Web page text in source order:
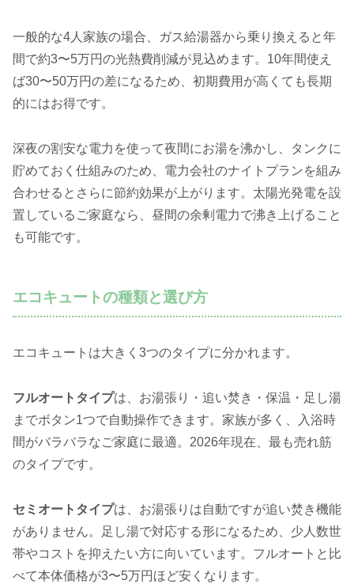
一般的な4人家族の場合、ガス給湯器から乗り換えると年
間で約3〜5万円の光熱費削減が見込めます。10年間使え
ば30〜50万円の差になるため、初期費用が高くても長期
的にはお得です。
深夜の割安な電力を使って夜間にお湯を沸かし、タンクに
貯めておく仕組みのため、電力会社のナイトプランを組み
合わせるとさらに節約効果が上がります。太陽光発電を設
置しているご家庭なら、昼間の余剰電力で沸き上げること
も可能です。
エコキュートの種類と選び方
エコキュートは大きく3つのタイプに分かれます。
フルオートタイプは、お湯張り・追い焚き・保温・足し湯
までボタン1つで自動操作できます。家族が多く、入浴時
間がバラバラなご家庭に最適。2026年現在、最も売れ筋
のタイプです。
セミオートタイプは、お湯張りは自動ですが追い焚き機能
がありません。足し湯で対応する形になるため、少人数世
帯やコストを抑えたい方に向いています。フルオートと比
べて本体価格が3〜5万円ほど安くなります。